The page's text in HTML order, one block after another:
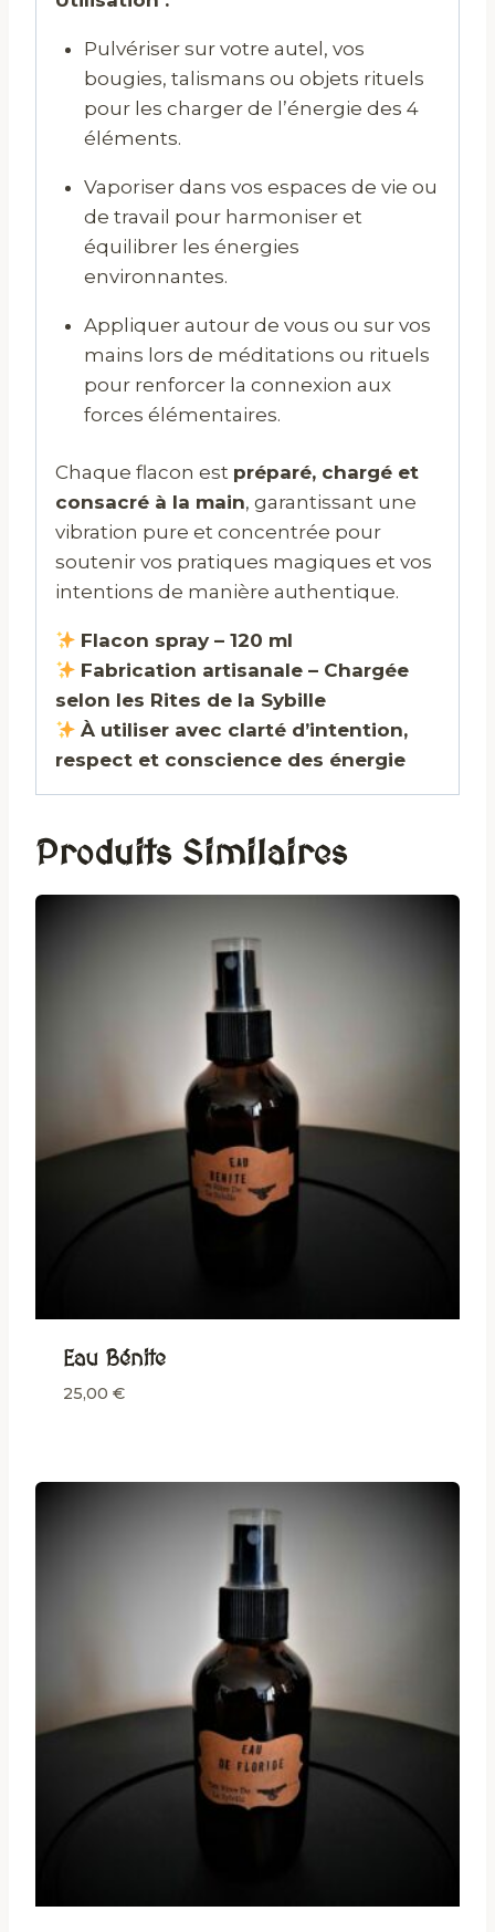
Pulvériser sur votre autel, vos
bougies, talismans ou objets rituels
pour les charger de l’énergie des 4
éléments.
Vaporiser dans vos espaces de vie ou
de travail pour harmoniser et
équilibrer les énergies
environnantes.
Appliquer autour de vous ou sur vos
mains lors de méditations ou rituels
pour renforcer la connexion aux
forces élémentaires.
Chaque flacon est préparé, chargé et
consacré à la main, garantissant une
vibration pure et concentrée pour
soutenir vos pratiques magiques et vos
intentions de manière authentique.
Flacon spray – 120 ml
Fabrication artisanale – Chargée
selon les Rites de la Sybille
À utiliser avec clarté d’intention,
respect et conscience des énergie
Produits Similaires
Eau Bénite
25,00 €